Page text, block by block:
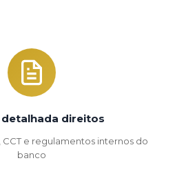
detalhada direitos
CCT e regulamentos internos do
banco